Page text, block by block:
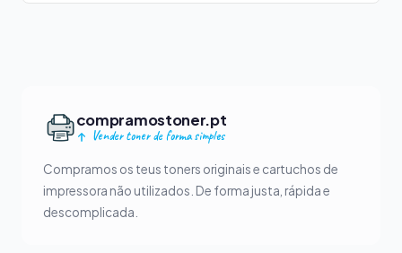
compramostoner.pt
Vender toner de forma simples
Compramos os teus toners originais e cartuchos de
impressora não utilizados. De forma justa, rápida e
descomplicada.